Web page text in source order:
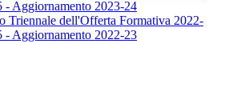
- Aggiornamento 2023-24
Triennale dell'Offerta Formativa 2022-
- Aggiornamento 2022-23